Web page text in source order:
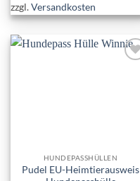
zzgl.Versandkosten
HUNDEPASSHÜLLEN
Pudel EU-Heimtierausweis